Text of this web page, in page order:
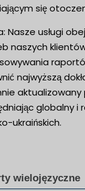
się
Nasze usługi
naszych
najwyższą
globalny i
ukraińskich.
wielojęzyczne